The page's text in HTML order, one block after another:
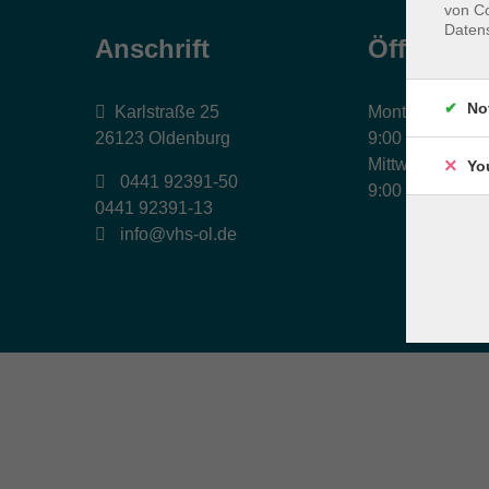
Anschrift
Karlstraße 25
26123 Oldenburg
0441 92391-50
0441 92391-13
info@vhs-ol.de
Montag,
9:00 bis 17:00
Mittwoch und
9:00 bis 12:30
von